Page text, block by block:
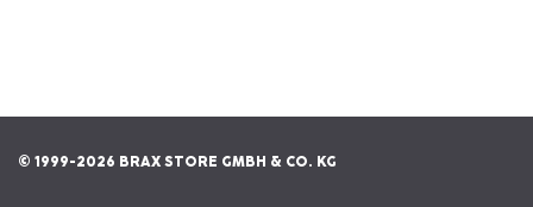
© 1999-2026 BRAX STORE GMBH & CO. KG